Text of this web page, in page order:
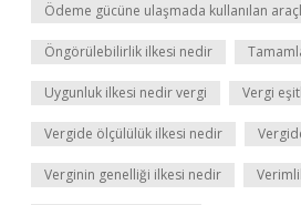
Ödeme gücüne ulaşmada kullanılan
Öngörülebilirlik ilkesi nedir
Uygunluk ilkesi nedir vergi Vergi
Vergide ölçülülük ilkesi nedir
Verginin genelliği ilkesi nedir